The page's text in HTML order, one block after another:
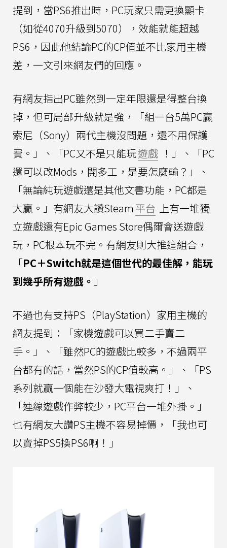
提到，當PS6推出時，PC玩家只需更換顯卡
（如從4070升級到5070），效能就能超越
PS6，因此他結論PC的CP值並不比家用主機
差，一文引來網友們的回應。
有網友指出PC雖然到一定年限還是得整台換
掉，但可局部升級就是強，「組一台5萬PC贏
索尼（Sony）兩代主機沒問題，還不用保護
費。」、「PC又不是只能玩遊戲 ！」、「PC
還可以改Mods，開多工，是要怎麼輸？」、
「無論純玩遊戲還是其他文書功能，PC都是
大贏。」有網友大讚Steam 平台 上有一堆獨
立遊戲還有Epic Games Store偶爾會送遊戲
玩，PC根本玩不完。有網友則大推這組合，
「PC＋Switch就是這個世代的最佳解，能玩
到幾乎所有遊戲。 」
不過也有支持PS（PlayStation）家用主機的
網友提到：「家機遊戲可以買二手賣二
手。」、「雖然PC的遊戲比較多，不過兩平
台都有的話，當然PS的CP值較高。」、「PS
系列就贏一個能在沙發大電視爽打！」、
「連線遊戲作弊較少，PC平台一堆外掛。」
也有網友大讚PS主機不容易掉價，「我也可
以賣掉PS5換PS6啊！」